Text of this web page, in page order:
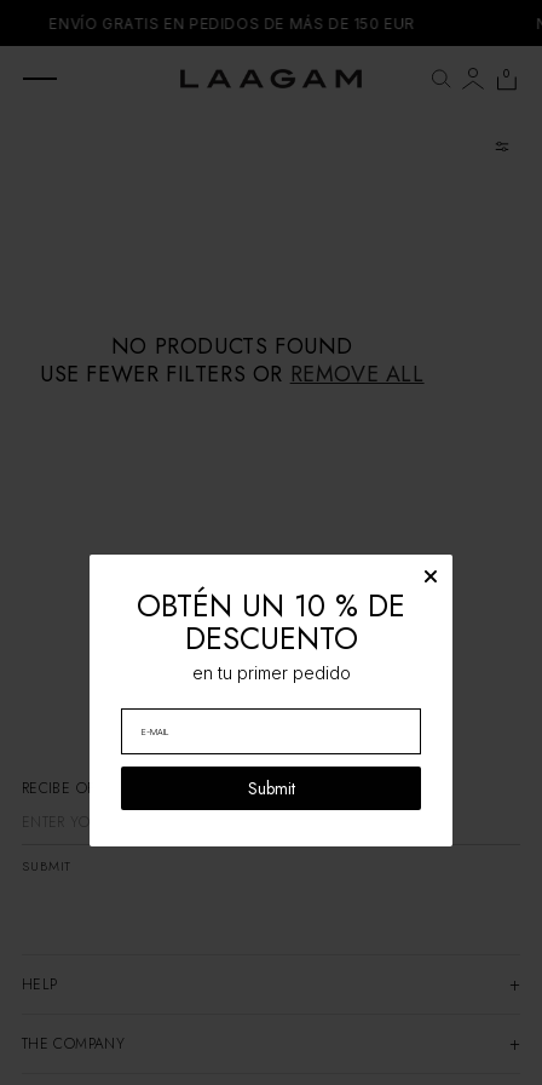
ENVÍO GRATIS EN PEDIDOS DE MÁS DE 150 EUR
Cart
0
0 items
NO PRODUCTS FOUND
USE FEWER FILTERS OR REMOVE ALL
RECIBE OFE
SUBMIT
HELP
THE COMPANY
OBTÉN UN 10 % DE
DESCUENTO
en tu primer pedido
Submit